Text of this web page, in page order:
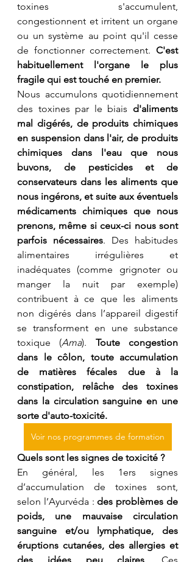
toxines s'accumulent,
congestionnent et irritent un organe
ou un système au point qu'il cesse
de fonctionner correctement. C'est
habituellement l'organe le plus
fragile qui est touché en premier.
Nous accumulons quotidiennement
des toxines par le biais d'aliments
mal digérés, de produits chimiques
en suspension dans l'air, de produits
chimiques dans l'eau que nous
buvons, de pesticides et de
conservateurs dans les aliments que
nous ingérons, et suite aux éventuels
médicaments chimiques que nous
prenons, même si ceux-ci nous sont
parfois nécessaires. Des habitudes
alimentaires irrégulières et
inadéquates (comme grignoter ou
manger la nuit par exemple)
contribuent à ce que les aliments
non digérés dans l’appareil digestif
se transforment en une substance
toxique (Ama). Toute congestion
dans le côlon, toute accumulation
de matières fécales due à la
constipation, relâche des toxines
dans la circulation sanguine en une
sorte d'auto-toxicité.
Voir nos programmes de formation
Quels sont les signes de toxicité ?
En général, les 1ers signes
d’accumulation de toxines sont,
selon l’Ayurvéda : des problèmes de
poids, une mauvaise circulation
sanguine et/ou lymphatique, des
éruptions cutanées, des allergies et